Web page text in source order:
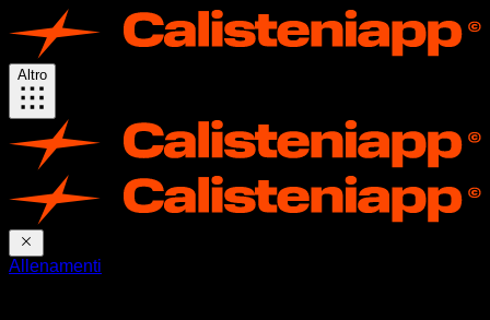
Altro
Allenamenti